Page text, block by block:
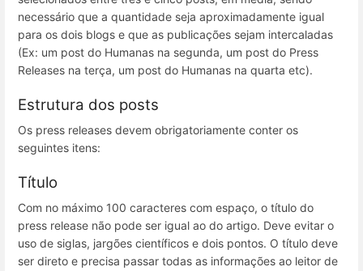
necessário que a quantidade seja aproximadamente igual
para os dois blogs e que as publicações sejam intercaladas
(Ex: um post do Humanas na segunda, um post do Press
Releases na terça, um post do Humanas na quarta etc).
Estrutura dos posts
Os press releases devem obrigatoriamente conter os
seguintes itens:
Título
Com no máximo 100 caracteres com espaço, o título do
press release não pode ser igual ao do artigo. Deve evitar o
uso de siglas, jargões científicos e dois pontos. O título deve
ser direto e precisa passar todas as informações ao leitor de